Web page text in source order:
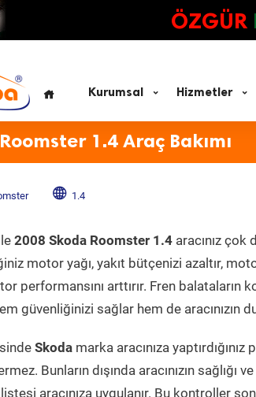
ÖZGÜR
Kurumsal Hizmetler
1.4 Araç Bakımı
1.4
2008 Skoda Roomster 1.4 aracınız çok
motor yağı, yakıt bütçenizi azaltır,
performansını arttırır. Fren balataların
güvenliğinizi sağlar hem de aracınızın
Skoda marka aracınıza
Bunların dışında aracınızın
aracınıza uygulanır. Bu kontroller